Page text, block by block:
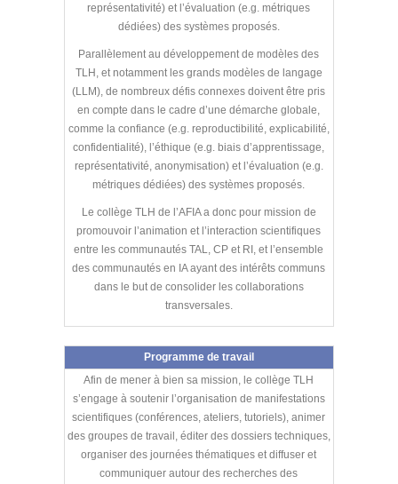
représentativité) et l’évaluation (e.g. métriques
dédiées) des systèmes proposés.
Parallèlement au développement de modèles des
TLH, et notamment les grands modèles de langage
(LLM), de nombreux défis connexes doivent être pris
en compte dans le cadre d’une démarche globale,
comme la confiance (e.g. reproductibilité, explicabilité,
confidentialité), l’éthique (e.g. biais d’apprentissage,
représentativité, anonymisation) et l’évaluation (e.g.
métriques dédiées) des systèmes proposés.
Le collège TLH de l’AFIA a donc pour mission de
promouvoir l’animation et l’interaction scientifiques
entre les communautés TAL, CP et RI, et l’ensemble
des communautés en IA ayant des intérêts communs
dans le but de consolider les collaborations
transversales.
Programme de travail
Afin de mener à bien sa mission, le collège TLH
s’engage à soutenir l’organisation de manifestations
scientifiques (conférences, ateliers, tutoriels), animer
des groupes de travail, éditer des dossiers techniques,
organiser des journées thématiques et diffuser et
communiquer autour des recherches des